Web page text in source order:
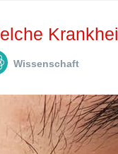
Welche
Wissenschaft